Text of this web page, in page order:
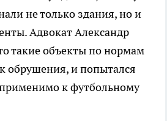
не только здания, но и
Адвокат Александр
такие объекты по нормам
обрушения, и попытался
к футбольному